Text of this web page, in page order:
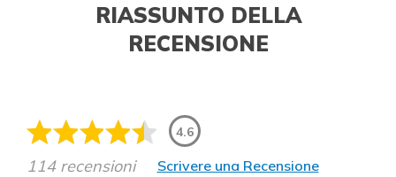
RIASSUNTO DELLA
RECENSIONE
4.6
114 recensioni Scrivere una Recensione